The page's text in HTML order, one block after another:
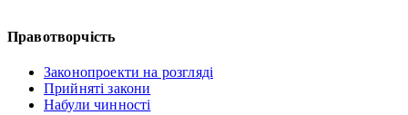
Правотворчість
Законопроекти на розгляді
Прийняті закони
Набули чинності